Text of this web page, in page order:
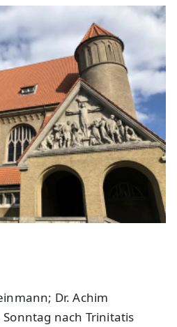
Dr. Achim
nach Trinitatis